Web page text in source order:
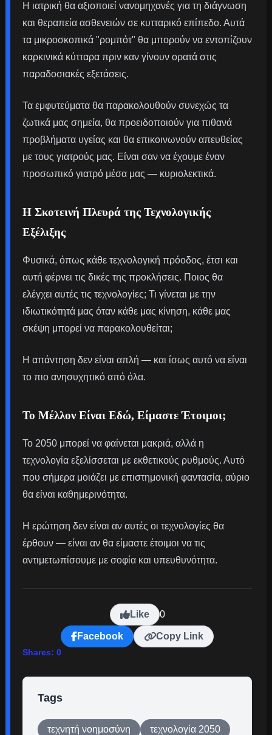
Η ιατρική θα αξιοποιεί νανομηχανές για τη διάγνωση
και θεραπεία ασθενειών σε κυτταρικό επίπεδο. Αυτά
τα μικροσκοπικά "ρομπότ" θα μπορούν να εντοπίζουν
καρκινικά κύτταρα πριν καν γίνουν ορατά στις
παραδοσιακές εξετάσεις.
Τα εμφυτεύματα θα παρακολουθούν συνεχώς τα
ζωτικά μας σημεία, θα προειδοποιούν για πιθανά
προβλήματα υγείας και θα επικοινωνούν απευθείας
με τους γιατρούς μας. Είναι σαν να έχουμε έναν
προσωπικό γιατρό μέσα μας — κυριολεκτικά.
Η Σκοτεινή Πλευρά της Τεχνολογικής
Εξέλιξης
Φυσικά, όπως κάθε τεχνολογική πρόοδος, έτσι και
αυτή φέρνει τις δικές της προκλήσεις. Ποιος θα
ελέγχει αυτές τις τεχνολογίες; Τι γίνεται με την
ιδιωτικότητά μας όταν κάθε μας κίνηση, κάθε μας
σκέψη μπορεί να παρακολουθείται;
Η απάντηση δεν είναι απλή — και ίσως αυτό να είναι
το πιο ανησυχητικό από όλα.
Το Μέλλον Είναι Εδώ, Είμαστε Έτοιμοι;
Το 2050 μπορεί να φαίνεται μακριά, αλλά η
τεχνολογία εξελίσσεται με εκθετικούς ρυθμούς. Αυτό
που σήμερα μοιάζει με επιστημονική φαντασία, αύριο
θα είναι καθημερινότητα.
Η ερώτηση δεν είναι αν αυτές οι τεχνολογίες θα
έρθουν — είναι αν θα είμαστε έτοιμοι να τις
αντιμετωπίσουμε με σοφία και υπευθυνότητα.
Like 0
Facebook Copy Link
Shares: 0
Tags
τεχνητή νοημοσύνη τεχνολογία 2050